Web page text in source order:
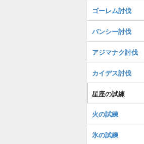
ゴーレム討伐
バンシー討伐
アジマナク討伐
カイデス討伐
星座の試練
火の試練
氷の試練